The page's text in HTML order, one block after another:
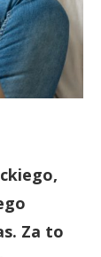
Za to